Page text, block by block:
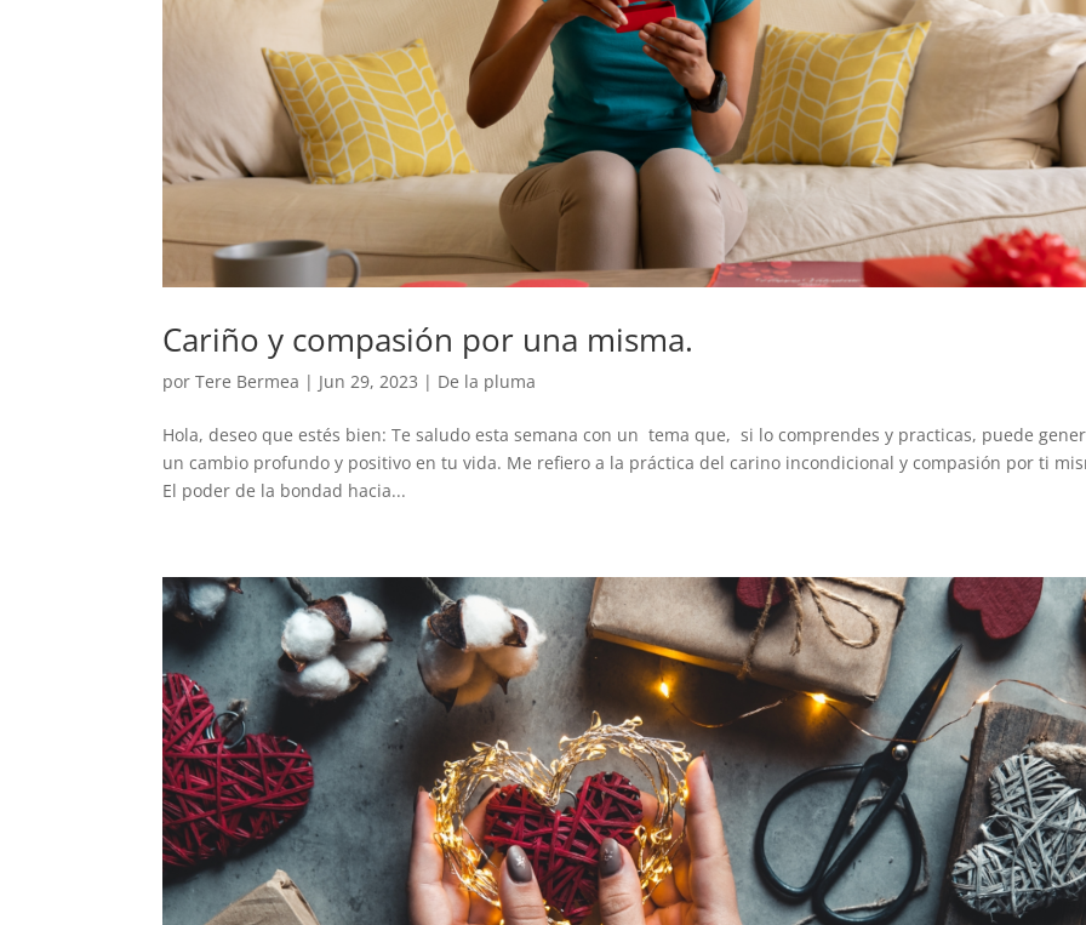
Cariño y compasión por una misma.
porTere Bermea | Jun 29, 2023 | De la pluma
Hola, deseo que estés bien: Te saludo esta semana con un tema que, si lo comprendes y practicas, puede
un cambio profundo y positivo en tu vida. Me refiero a la práctica del carino incondicional y compasión por ti
El poder de la bondad hacia...